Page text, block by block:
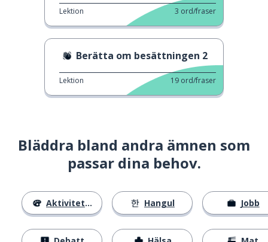
Lektion 3 ord/fraser
Berätta om besättningen 2
Lektion 19 ord/fraser
Bläddra bland andra ämnen som
passar dina behov.
Aktiviteter Hangul Jobb